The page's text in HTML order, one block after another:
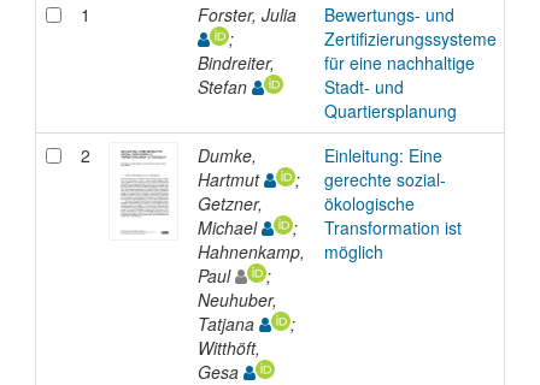
1
Forster, Julia
;
Bindreiter,
Stefan
Bewertungs- und
Zertifizierungssysteme
für eine nachhaltige
Stadt- und
Quartiersplanung
2
Dumke,
Hartmut
;
Getzner,
Michael
;
Hahnenkamp,
Paul
;
Neuhuber,
Tatjana
;
Witthöft,
Gesa
Einleitung: Eine
gerechte sozial-
ökologische
Transformation ist
möglich